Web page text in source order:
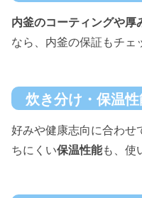
内釜のコーティングや厚
なら、内釜の保証もチェ
炊き分け・保温性
好みや健康志向に合わせ
ちにくい保温性能も、使